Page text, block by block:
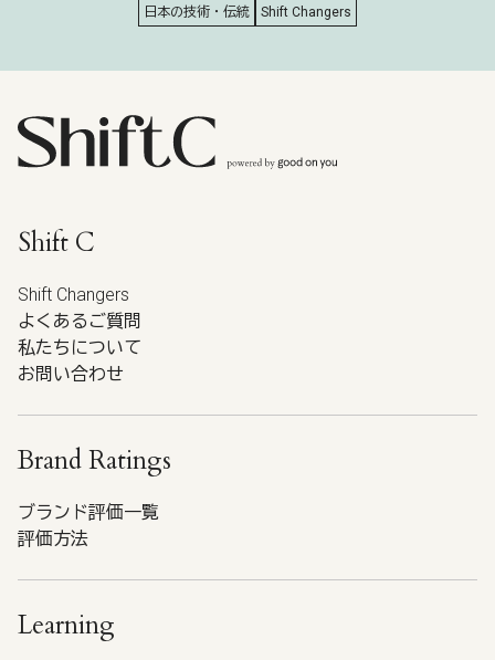
日本の技術・伝統
Shift Changers
Shift C
Shift Changers
よくあるご質問
私たちについて
お問い合わせ
Brand Ratings
ブランド評価一覧
評価方法
Learning